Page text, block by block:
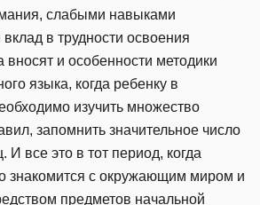
слабыми навыками
в трудности освоения
вносят и особенности методики
языка, когда ребенку в
изучить множество
запомнить значительное число
И все это в тот период, когда
знакомится с окружающим миром и
предметов начальной